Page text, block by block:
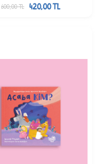
600,00TL 420,00TL